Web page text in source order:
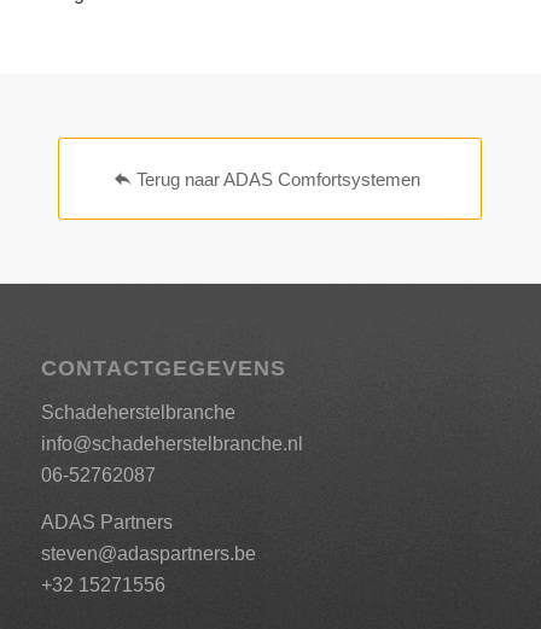
Terug naar ADAS Comfortsystemen
CONTACTGEGEVENS
Schadeherstelbranche
info@schadeherstelbranche.nl
06-52762087
ADAS Partners
steven@adaspartners.be
+32 15271556